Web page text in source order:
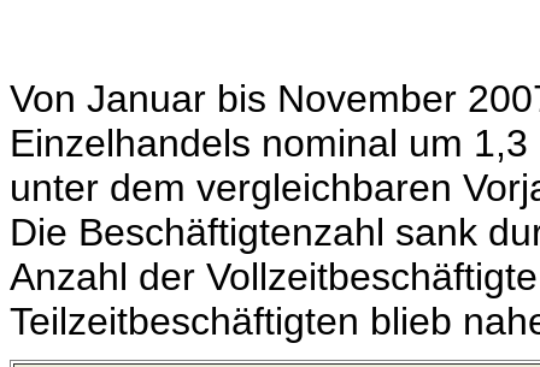
Von Januar bis November
Einzelhandels nominal um
unter dem vergleichbaren
Die Beschäftigtenzahl sank
Anzahl der
Teilzeitbeschäftigten blieb